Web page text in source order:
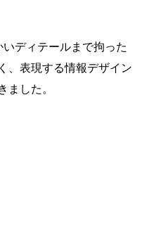
いディテールまで拘った
、表現する情報デザイン
ました。